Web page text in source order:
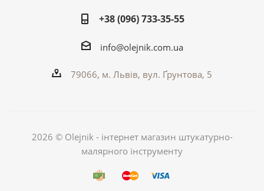
+38 (096) 733-35-55
info@olejnik.com.ua
79066, м. Львів, вул. Ґрунтова, 5
2026 © Olejnik - інтернет магазин штукатурно-
малярного інструменту